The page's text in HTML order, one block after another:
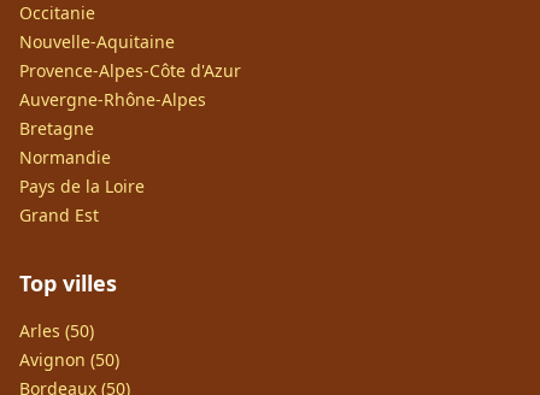
Occitanie
Nouvelle-Aquitaine
Provence-Alpes-Côte d'Azur
Auvergne-Rhône-Alpes
Bretagne
Normandie
Pays de la Loire
Grand Est
Top villes
Arles (50)
Avignon (50)
Bordeaux (50)